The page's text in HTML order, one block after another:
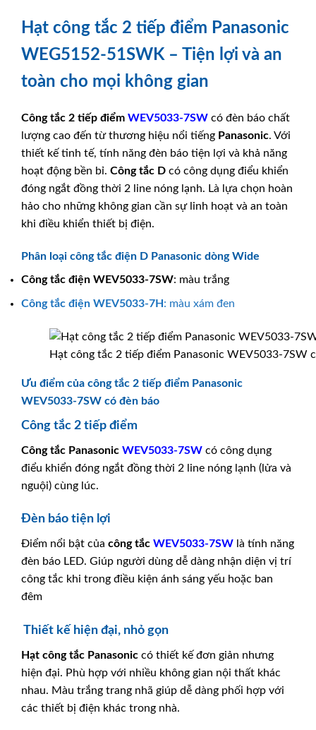
Hạt công tắc 2 tiếp điểm Panasonic
WEG5152-51SWK – Tiện lợi và an
toàn cho mọi không gian
Công tắc 2 tiếp điểm WEV5033-7SW có đèn báo chất
lượng cao đến từ thương hiệu nổi tiếng Panasonic. Với
thiết kế tinh tế, tính năng đèn báo tiện lợi và khả năng
hoạt động bền bỉ. Công tắc D có công dụng điểu khiển
đóng ngắt đồng thời 2 line nóng lạnh. Là lựa chọn hoàn
hảo cho những không gian cần sự linh hoạt và an toàn
khi điều khiển thiết bị điện.
Phân loại công tắc điện D Panasonic dòng Wide
Công tắc điện WEV5033-7SW: màu trắng
Công tắc điện WEV5033-7H : màu xám đen
Hạt công tắc 2 tiếp điểm Panasonic WEV5033-7SW
Ưu điểm của công tắc 2 tiếp điểm Panasonic
WEV5033-7SW có đèn báo
Công tắc 2 tiếp điểm
Công tắc Panasonic WEV5033-7SW có công dụng
điểu khiển đóng ngắt đồng thời 2 line nóng lạnh (lửa và
nguội) cùng lúc.
Đèn báo tiện lợi
Điểm nổi bật của công tắc WEV5033-7SW là tính năng
đèn báo LED. Giúp người dùng dễ dàng nhận diện vị trí
công tắc khi trong điều kiện ánh sáng yếu hoặc ban
đêm
Thiết kế hiện đại, nhỏ gọn
Hạt công tắc Panasonic có thiết kế đơn giản nhưng
hiện đại. Phù hợp với nhiều không gian nội thất khác
nhau. Màu trắng trang nhã giúp dễ dàng phối hợp với
các thiết bị điện khác trong nhà.